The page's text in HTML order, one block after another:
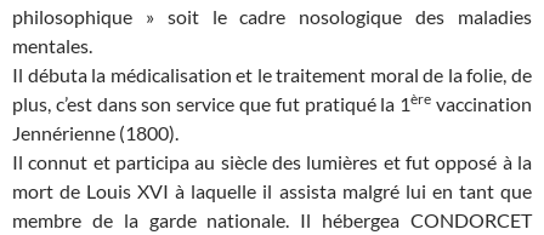
philosophique » soit le cadre nosologique des maladies
mentales.
Il débuta la médicalisation et le traitement moral de la folie, de
plus, c’est dans son service que fut pratiqué la 1ère vaccination
Jennérienne (1800).
Il connut et participa au siècle des lumières et fut opposé à la
mort de Louis XVI à laquelle il assista malgré lui en tant que
membre de la garde nationale. Il hébergea CONDORCET